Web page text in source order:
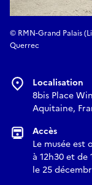
© RMN-Grand Palais
Querrec
Localisation
8bis Place
Aquitaine,
Accès
Le musée est
à 12h30 et de
le 25